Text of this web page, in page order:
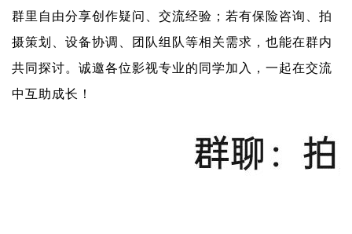
群里自由分享创作疑问、交流经验；若有保险咨询、拍
摄策划、设备协调、团队组队等相关需求，也能在群内
共同探讨。诚邀各位影视专业的同学加入，一起在交流
中互助成长！